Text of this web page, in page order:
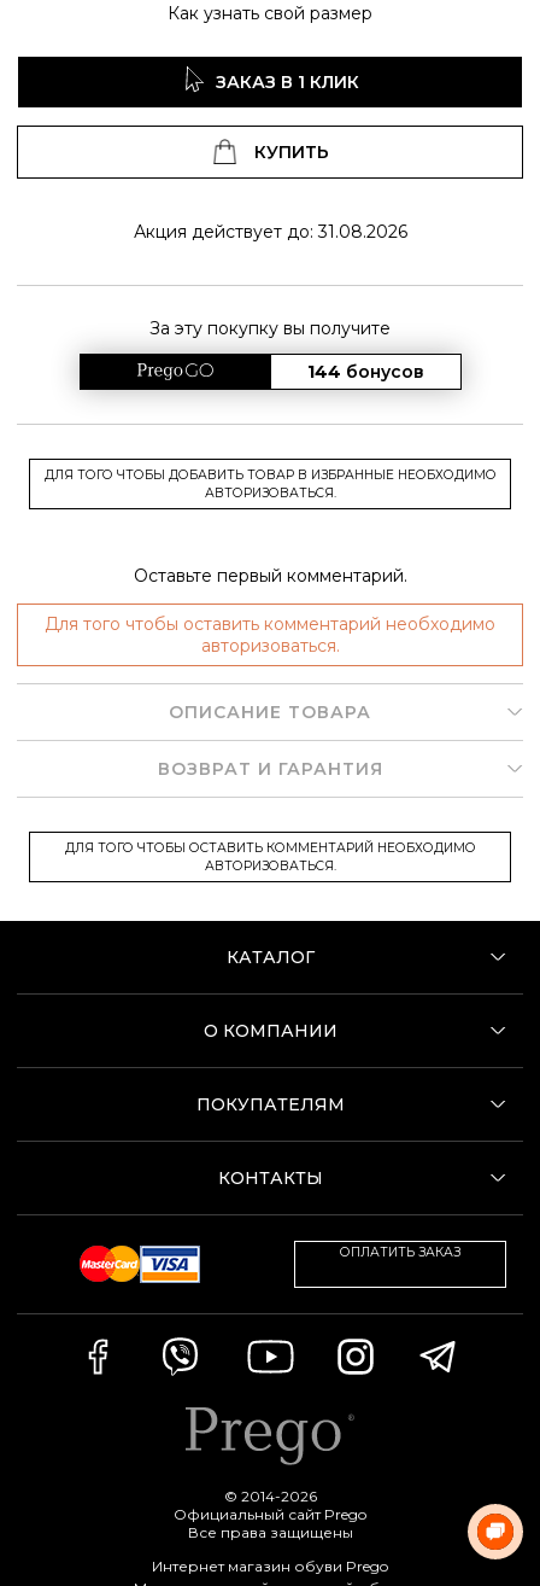
Как узнать свой размер
ЗАКАЗ В 1 КЛИК
КУПИТЬ
Акция действует до: 31.08.2026
За эту покупку вы получите
144 бонусов
ДЛЯ ТОГО ЧТОБЫ ДОБАВИТЬ ТОВАР В ИЗБРАННЫЕ НЕОБХОДИМО
АВТОРИЗОВАТЬСЯ.
Оставьте первый комментарий.
Для того чтобы оставить комментарий необходимо
авторизоваться.
ОПИСАНИЕ ТОВАРА
ВОЗВРАТ И ГАРАНТИЯ
ДЛЯ ТОГО ЧТОБЫ ОСТАВИТЬ КОММЕНТАРИЙ НЕОБХОДИМО
АВТОРИЗОВАТЬСЯ.
КАТАЛОГ
О КОМПАНИИ
ПОКУПАТЕЛЯМ
КОНТАКТЫ
ОПЛАТИТЬ ЗАКАЗ
© 2014-2026
Официальный сайт Prego
Все права защищены
Интернет магазин обуви Prego